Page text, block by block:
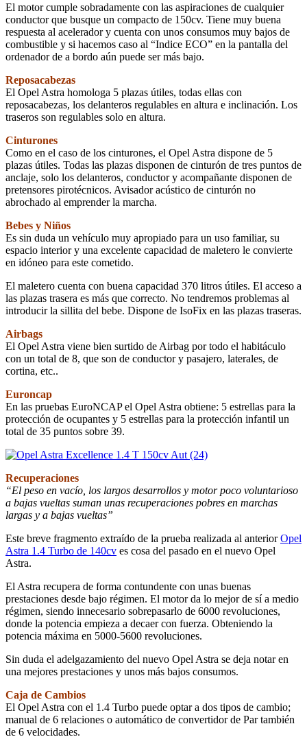
El motor cumple sobradamente con las aspiraciones de cualquier
conductor que busque un compacto de 150cv. Tiene muy buena
respuesta al acelerador y cuenta con unos consumos muy bajos de
combustible y si hacemos caso al “Indice ECO” en la pantalla del
ordenador de a bordo aún puede ser más bajo.
Reposacabezas
El Opel Astra homologa 5 plazas útiles, todas ellas con
reposacabezas, los delanteros regulables en altura e inclinación. Los
traseros son regulables solo en altura.
Cinturones
Como en el caso de los cinturones, el Opel Astra dispone de 5
plazas útiles. Todas las plazas disponen de cinturón de tres puntos de
anclaje, solo los delanteros, conductor y acompañante disponen de
pretensores pirotécnicos. Avisador acústico de cinturón no
abrochado al emprender la marcha.
Bebes y Niños
Es sin duda un vehículo muy apropiado para un uso familiar, su
espacio interior y una excelente capacidad de maletero le convierte
en idóneo para este cometido.
El maletero cuenta con buena capacidad 370 litros útiles. El acceso a
las plazas trasera es más que correcto. No tendremos problemas al
introducir la sillita del bebe. Dispone de IsoFix en las plazas traseras.
Airbags
El Opel Astra viene bien surtido de Airbag por todo el habitáculo
con un total de 8, que son de conductor y pasajero, laterales, de
cortina, etc..
Euroncap
En las pruebas EuroNCAP el Opel Astra obtiene: 5 estrellas para la
protección de ocupantes y 5 estrellas para la protección infantil un
total de 35 puntos sobre 39.
Recuperaciones
“El peso en vacío, los largos desarrollos y motor poco voluntarioso
a bajas vueltas suman unas recuperaciones pobres en marchas
largas y a bajas vueltas”
Este breve fragmento extraído de la prueba realizada al anteriorOpel
Astra 1.4 Turbo de 140cv es cosa del pasado en el nuevo Opel
Astra.
El Astra recupera de forma contundente con unas buenas
prestaciones desde bajo régimen. El motor da lo mejor de sí a medio
régimen, siendo innecesario sobrepasarlo de 6000 revoluciones,
donde la potencia empieza a decaer con fuerza. Obteniendo la
potencia máxima en 5000-5600 revoluciones.
Sin duda el adelgazamiento del nuevo Opel Astra se deja notar en
una mejores prestaciones y unos más bajos consumos.
Caja de Cambios
El Opel Astra con el 1.4 Turbo puede optar a dos tipos de cambio;
manual de 6 relaciones o automático de convertidor de Par también
de 6 velocidades.